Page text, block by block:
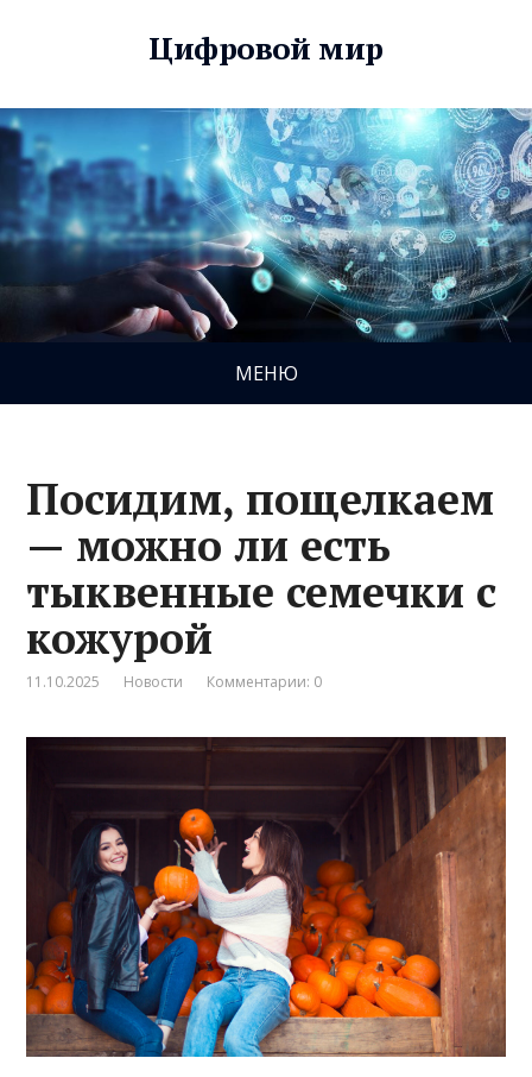
Цифровой мир
МЕНЮ
Посидим, пощелкаем
— можно ли есть
тыквенные семечки с
кожурой
11.10.2025 Новости Комментарии: 0